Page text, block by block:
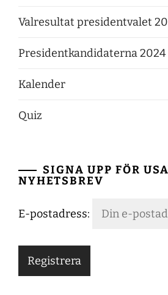
Valresultat presidentvalet
Presidentkandidaterna 2024
Kalender
Quiz
SIGNA UPP FÖR
NYHETSBREV
E-postadress: